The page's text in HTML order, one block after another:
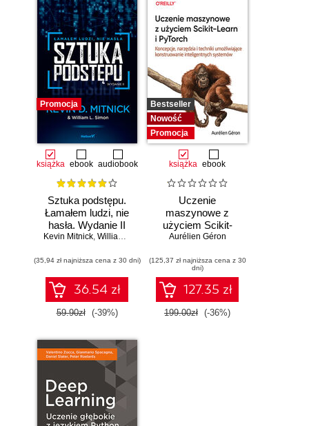
Promocja
książka ebook audiobook
Sztuka podstępu.
Łamałem ludzi, nie
hasła. Wydanie II
Kevin Mitnick, William L. Simon
(35,94 zł najniższa cena z 30 dni)
36.54 zł
59.90zł (-39%)
Bestseller
Nowość
Promocja
książka ebook
Uczenie
maszynowe z
użyciem Scikit-
Learn i PyTorch.
narzędzia i techniki
umożliwiające
konstruowanie
inteligentnych
systemów
Aurélien Géron
(125,37 zł najniższa cena z 30
dni)
127.35 zł
199.00zł (-36%)